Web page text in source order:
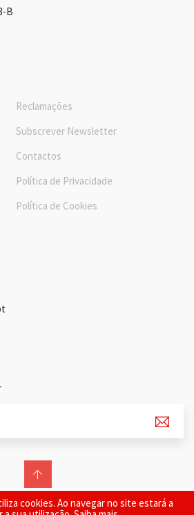
cookies. Ao navegar no site estará a
B
Reclamações
Subscrever Newsletter
Contactos
Política de Privacidade
Política de Cookies
Todos os direitos reservados.